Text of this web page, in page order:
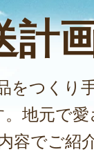
計
をつくり
地元で
容でご紹